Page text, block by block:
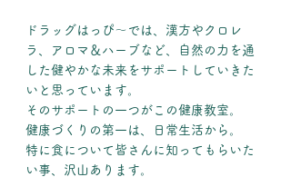
ドラッグはっぴ〜では、漢方やクロレ
ラ、アロマ＆ハーブなど、自然の力を通
した健やかな未来をサポートしていきた
いと思っています。
そのサポートの一つがこの健康教室。
健康づくりの第一は、日常生活から。
特に食について皆さんに知ってもらいた
い事、沢山あります。